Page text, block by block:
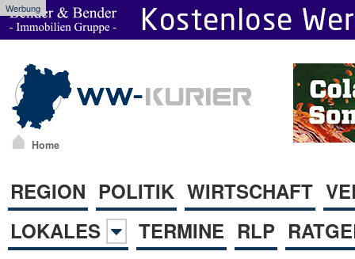
Werbung
Home
REGION POLITIK WIRTSCHAFT
LOKALES
TERMINE RLP